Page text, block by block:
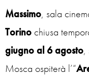
Massimo, sala
Torino chiusa
giugno al 6 agosto,
Mosca ospiterà l’“